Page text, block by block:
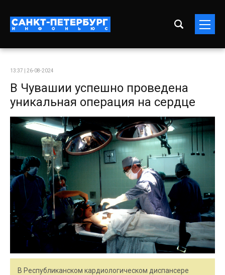
13:37 | 26-08-2024
В Чувашии успешно проведена
уникальная операция на сердце
В Республиканском кардиологическом диспансере